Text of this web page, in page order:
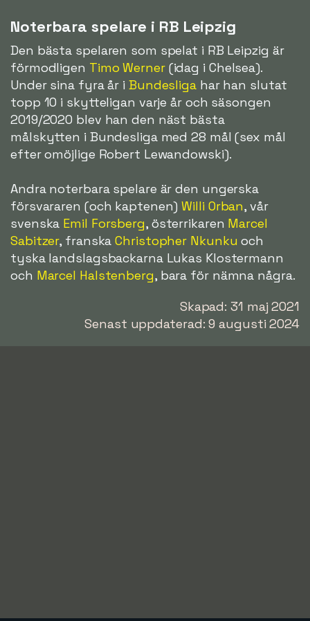
Noterbara spelare i RB Leipzig
Den bästa spelaren som spelat i RB Leipzig är
förmodligen Timo Werner(idag i Chelsea).
Under sina fyra år i Bundesligahar han slutat
topp 10 i skytteligan varje år och säsongen
2019/2020 blev han den näst bästa
målskytten i Bundesliga med 28 mål (sex mål
efter omöjlige Robert Lewandowski).
Andra noterbara spelare är den ungerska
försvararen (och kaptenen)Willi Orban, vår
svenska Emil Forsberg, österrikaren Marcel
Sabitzer, franskaChristopher Nkunku och
tyska landslagsbackarna Lukas Klostermann
och Marcel Halstenberg, bara för nämna några.
Skapad: 31 maj 2021
Senast uppdaterad: 9 augusti 2024